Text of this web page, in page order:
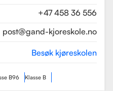
+47 458 36 556
post@gand-kjoreskole.no
Besøk kjøreskolen
B96 Klasse B